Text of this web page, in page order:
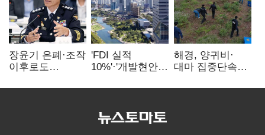
장윤기 은폐·조작
이후로도
내부비위…경찰
'FDI 실적
10%'·'개발현안
인천경제청장
해경, 양귀비·
대마 집중단속…
249명 검거